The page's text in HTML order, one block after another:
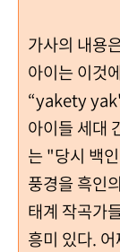
가사의 내용
아이는 이것
“yakety
아이들 세대
는 "당시 백
풍경을 흑인
태계 작곡가
흥미 있다.